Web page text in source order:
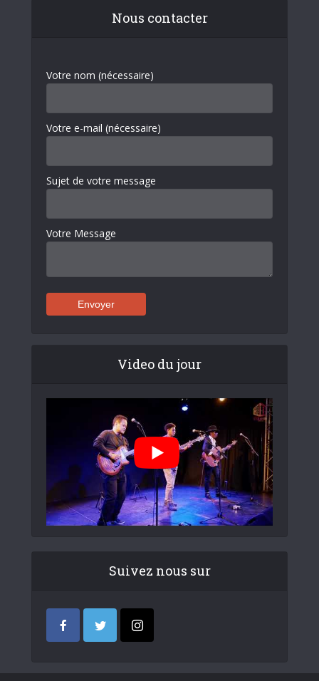
Nous contacter
Votre nom (nécessaire)
Votre e-mail (nécessaire)
Sujet de votre message
Votre Message
Video du jour
Suivez nous sur